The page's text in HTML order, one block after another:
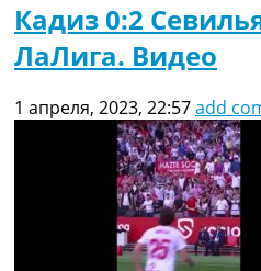
Кадиз 0:2
ЛаЛига. Видео
1 апреля, 2023, 22:57add